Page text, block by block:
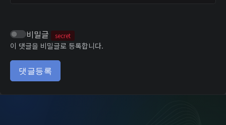
비밀글 secret
이 댓글을 비밀글로 등록합니다.
댓글등록